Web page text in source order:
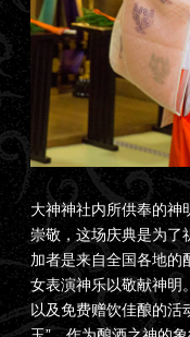
大神神社内所供奉的神
崇敬，这场庆典是为了
加者是来自全国各地的
女表演神乐以敬献神明
以及免费赠饮佳酿的活